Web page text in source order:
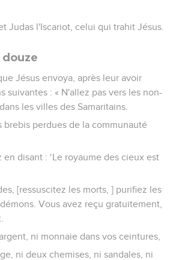
Judas l'Iscariot, celui qui trahit Jésus.
Jésus envoya, après leur avoir
suivantes : « N'allez pas vers les non-
les villes des Samaritains.
brebis perdues de la communauté
disant : ‘Le royaume des cieux est
[ressuscitez les morts, ] purifiez les
Vous avez reçu gratuitement,
ni monnaie dans vos ceintures,
ni deux chemises, ni sandales, ni